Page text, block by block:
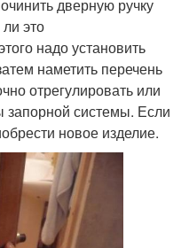
дверную ручку
это
надо установить
наметить перечень
отрегулировать или
запорной системы. Если
новое изделие.